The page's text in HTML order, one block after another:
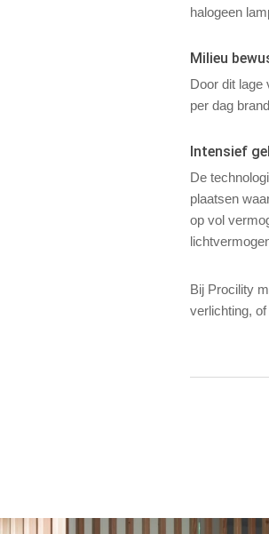
halogeen
Milieu
Door dit lage
per dag
Intensief
De
plaatsen
op vol
Bij Procility
verlichting,